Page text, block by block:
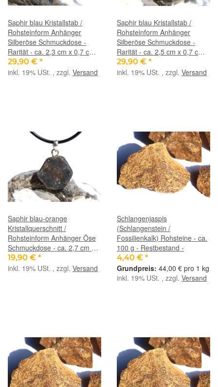
Saphir blau Kristallstab /
Rohsteinform Anhänger
Silberöse Schmuckdose -
Rarität - ca. 2,3 cm x 0,7 cm x
0,6 cm
29,90 € *
inkl. 19% USt. , zzgl. Versand
Saphir blau Kristallstab /
Rohsteinform Anhänger
Silberöse Schmuckdose -
Rarität - ca. 2,5 cm x 0,7 cm x
0,6 cm
29,90 € *
inkl. 19% USt. , zzgl. Versand
Saphir blau-orange
Kristallquerschnitt /
Rohsteinform Anhänger Öse
Schmuckdose - ca. 2,7 cm x
1,9 cm x 0,5 cm
19,90 € *
inkl. 19% USt. , zzgl. Versand
Schlangenjaspis
(Schlangenstein /
Fossilienkalk) Rohsteine - ca.
100 g - Restbestand -
4,40 € *
44,00 € pro 1 kg
inkl. 19% USt. , zzgl. Versand